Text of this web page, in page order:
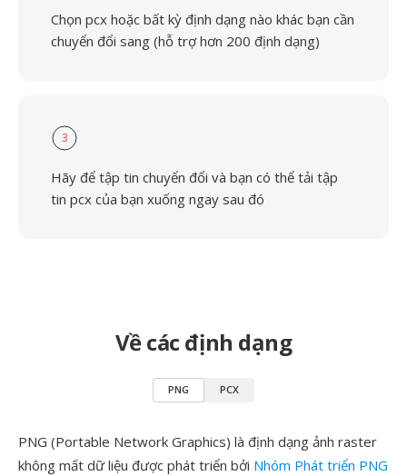
Chọn pcx hoặc bất kỳ định dạng nào khác bạn cần
chuyển đổi sang (hỗ trợ hơn 200 định dạng)
3
Hãy để tập tin chuyển đổi và bạn có thể tải tập
tin pcx của bạn xuống ngay sau đó
Về các định dạng
PNG PCX
PNG (Portable Network Graphics) là định dạng ảnh raster
không mất dữ liệu được phát triển bởi Nhóm Phát triển PNG